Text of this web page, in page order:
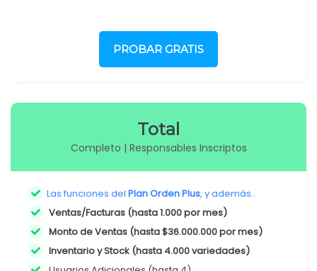
PROBAR GRATIS
Total
Completo | Responsables Inscriptos
Las funciones del Plan Orden Plus, y además..
Ventas/Facturas (hasta 1.000 por mes)
Monto de Ventas (hasta $36.000.000 por mes)
Inventario y Stock (hasta 4.000 variedades)